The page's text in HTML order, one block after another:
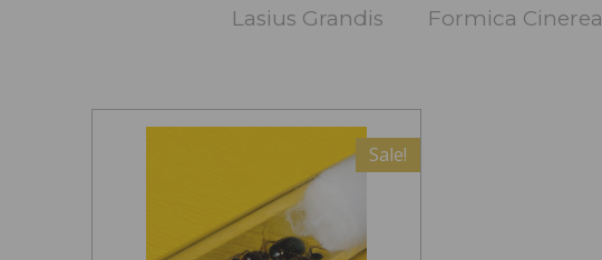
Lasius Grandis Formica Cinerea
Sale!